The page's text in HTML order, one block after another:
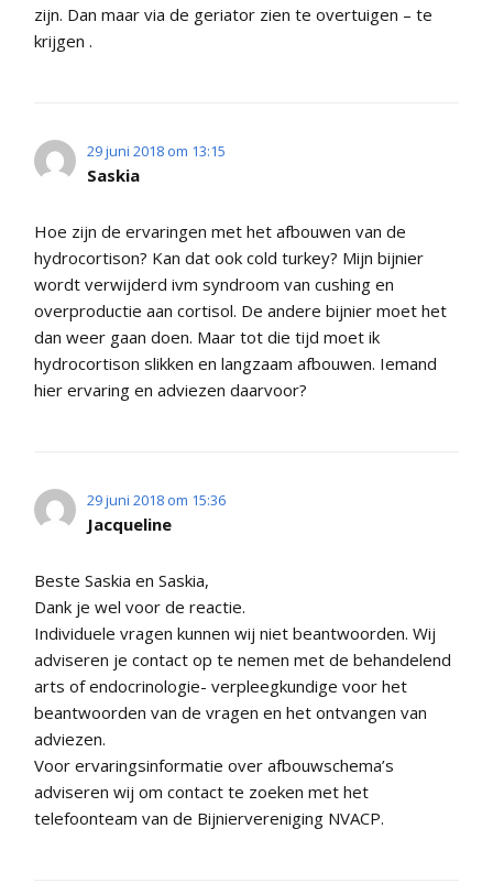
zijn. Dan maar via de geriator zien te overtuigen – te
krijgen .
29 juni 2018 om 13:15
Saskia
Hoe zijn de ervaringen met het afbouwen van de
hydrocortison? Kan dat ook cold turkey? Mijn bijnier
wordt verwijderd ivm syndroom van cushing en
overproductie aan cortisol. De andere bijnier moet het
dan weer gaan doen. Maar tot die tijd moet ik
hydrocortison slikken en langzaam afbouwen. Iemand
hier ervaring en adviezen daarvoor?
29 juni 2018 om 15:36
Jacqueline
Beste Saskia en Saskia,
Dank je wel voor de reactie.
Individuele vragen kunnen wij niet beantwoorden. Wij
adviseren je contact op te nemen met de behandelend
arts of endocrinologie- verpleegkundige voor het
beantwoorden van de vragen en het ontvangen van
adviezen.
Voor ervaringsinformatie over afbouwschema’s
adviseren wij om contact te zoeken met het
telefoonteam van de Bijniervereniging NVACP.